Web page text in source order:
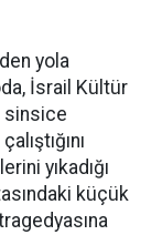
yola
İsrail Kültür
sinsice
yıkadığı
küçük